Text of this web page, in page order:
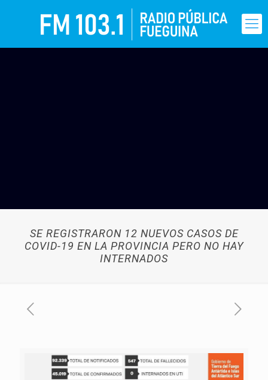
SE REGISTRARON 12 NUEVOS CASOS DE
COVID-19 EN LA PROVINCIA PERO NO HAY
INTERNADOS